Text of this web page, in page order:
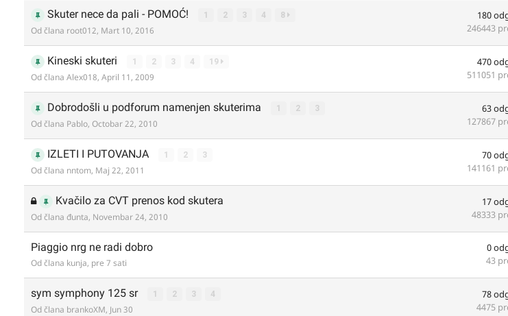
Skuter nece da pali - POMOĆ! 1 2 3 4 8
Od člana root012, Mart 10, 2016
180
246443
Kineski skuteri 1 2 3 4 19
Od člana Alex018, April 11, 2009
470
511051
Dobrodošli u podforum namenjen skuterima 1 2 3
Od člana Pablo, Octobar 22, 2010
63
127867
IZLETI I PUTOVANJA 1 2 3
Od člana nntom, Maj 22, 2011
70
141161
Kvačilo za CVT prenos kod skutera
Od člana đunta, Novembar 24, 2010
17
48333
Piaggio nrg ne radi dobro
Od člana kunja, pre 7 sati
0
43
sym symphony 125 sr 1 2 3 4
Od člana brankoXM, Jun 30
78
4475